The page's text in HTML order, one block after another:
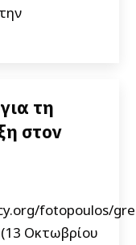
τη
στον
fotopoulos/
Οκτωβρίου